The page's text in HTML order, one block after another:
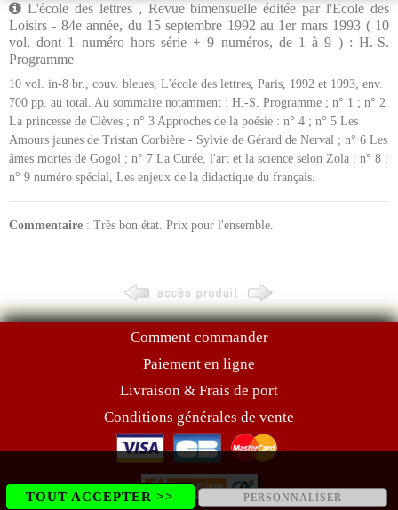
L'école des lettres , Revue bimensuelle éditée par l'Ecole des
Loisirs - 84e année, du 15 septembre 1992 au 1er mars 1993 ( 10
vol. dont 1 numéro hors série + 9 numéros, de 1 à 9 ) : H.-S.
Programme
10 vol. in-8 br., couv. bleues, L'école des lettres, Paris, 1992 et 1993, env.
700 pp. au total. Au sommaire notamment : H.-S. Programme ; n° 1 ; n° 2
La princesse de Clèves ; n° 3 Approches de la poésie : n° 4 ; n° 5 Les
Amours jaunes de Tristan Corbière - Sylvie de Gérard de Nerval ; n° 6 Les
âmes mortes de Gogol ; n° 7 La Curée, l'art et la science selon Zola ; n° 8 ;
n° 9 numéro spécial, Les enjeux de la didactique du français.
Commentaire : Très bon état. Prix pour l'ensemble.
Comment commander
Paiement en ligne
Livraison & Frais de port
Conditions générales de vente
TOUT ACCEPTER >> PERSONNALISER